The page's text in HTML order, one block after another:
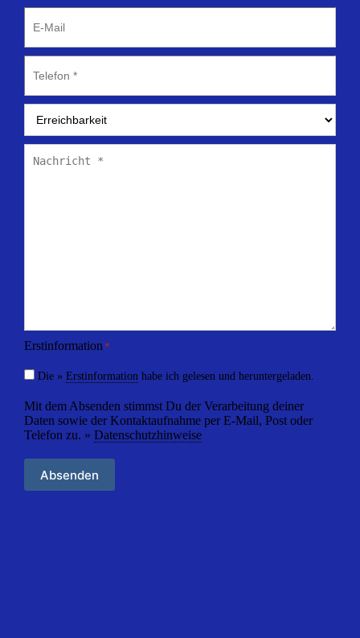
Mail
Erstinformation *
Die » Erstinformation habe ich gelesen und heruntergeladen.
Mit dem Absenden stimmst Du der Verarbeitung deiner
Daten sowie der Kontaktaufnahme per E-Mail, Post oder
Telefon zu. » Datenschutzhinweise
Absenden